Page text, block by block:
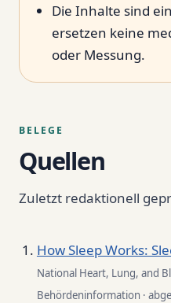
Die Inhalte sind
ersetzen keine
oder Messung.
BELEGE
Quellen
Zuletzt redaktionell
How Sleep Works:
National Heart, Lung, and
Behördeninformation ·